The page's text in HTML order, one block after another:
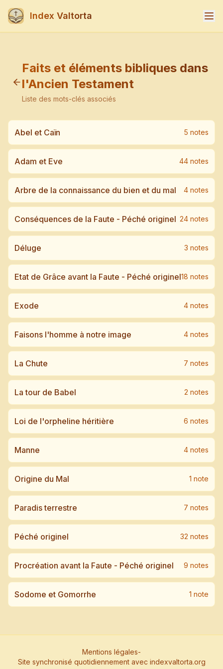
Index Valtorta
Faits et éléments bibliques dans
l'Ancien Testament
Liste des mots-clés associés
Abel et Caïn 5 notes
Adam et Eve 44 notes
Arbre de la connaissance du bien et du mal 4 notes
Conséquences de la Faute - Péché originel 24 notes
Déluge 3 notes
Etat de Grâce avant la Faute - Péché originel18 notes
Exode 4 notes
Faisons l'homme à notre image 4 notes
La Chute 7 notes
La tour de Babel 2 notes
Loi de l'orpheline héritière 6 notes
Manne 4 notes
Origine du Mal 1 note
Paradis terrestre 7 notes
Péché originel 32 notes
Procréation avant la Faute - Péché originel 9 notes
Sodome et Gomorrhe 1 note
Mentions légales-
Site synchronisé quotidiennement avec indexvaltorta.org